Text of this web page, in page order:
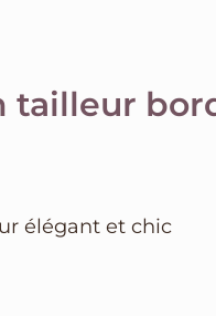
tailleur
élégant et chic